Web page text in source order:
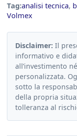
Tag:analisi tecnica,
Volmex
Disclaimer: Il
informativo e
all’investimento
personalizzata.
sotto la
della propria
tolleranza al